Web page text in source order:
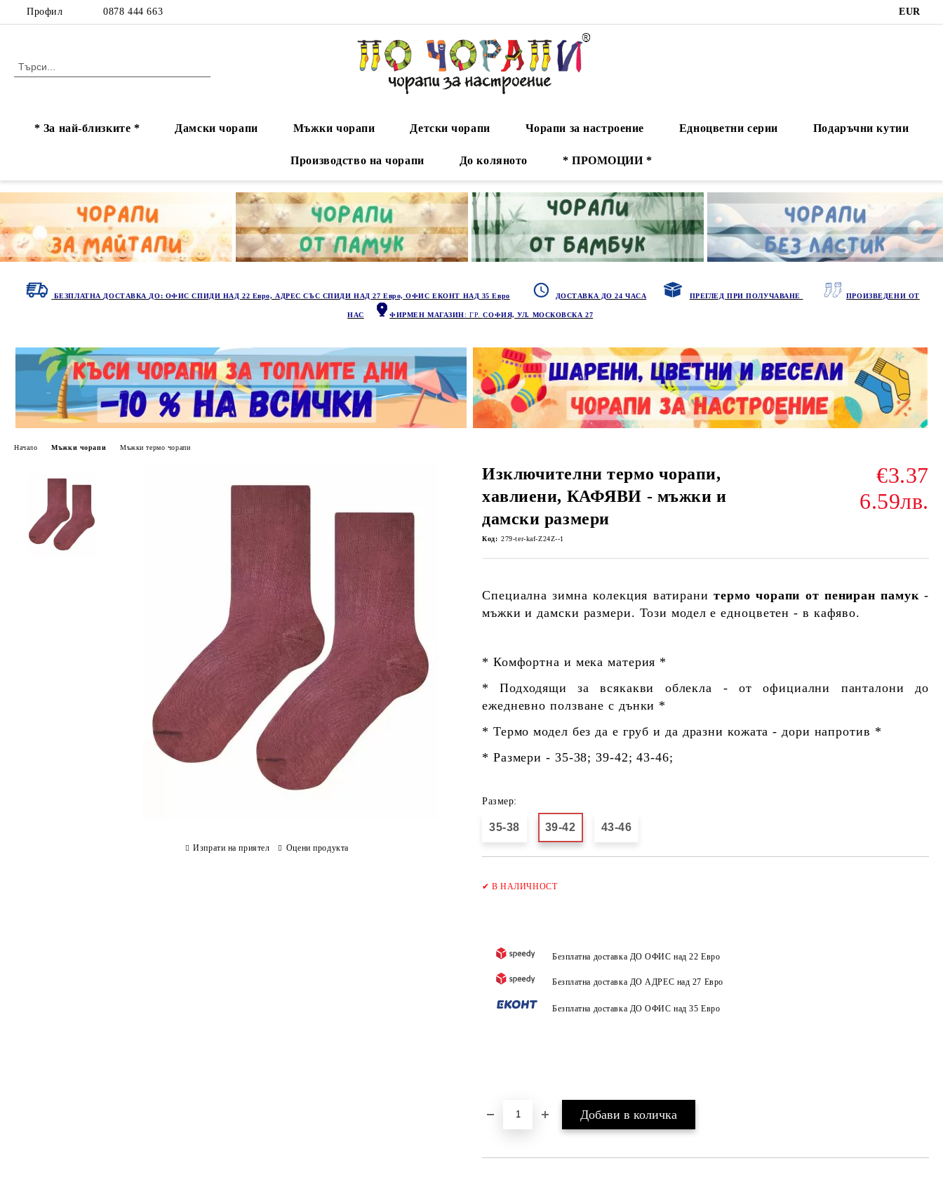
Профил 0878 444 663 EUR
* За най-близките * Дамски чорапи Мъжки чорапи Детски чорапи Чорапи за настроение Едноцветни серии Подаръчни кутии
Производство на чорапи До коляното * ПРОМОЦИИ *
БЕЗПЛАТНА ДОСТАВКА ДО: ОФИС СПИДИ НАД 22 Евро, АДРЕС СЪС СПИДИ НАД 27 Евро, ОФИС ЕКОНТ НАД 35 Евро ДОСТАВКА ДО 24 ЧАСА ПРЕГЛЕД ПРИ ПОЛУЧАВАНЕ ПРОИЗВЕДЕНИ ОТ
НАС ФИРМЕН МАГАЗИН: ГР.СОФИЯ, УЛ. МОСКОВСКА 27
Начало Мъжки чорапи Мъжки термо чорапи
Изключителни термо чорапи,
хавлиени, КАФЯВИ - мъжки и
дамски размери
€3.37
6.59лв.
Код: 279-ter-kaf-Z24Z--1
Специална зимна колекция ватирани термо чорапи от пениран памук -
мъжки и дамски размери. Този модел е едноцветен - в кафяво.
* Комфортна и мека материя *
* Подходящи за всякакви облекла - от официални панталони до
ежедневно ползване с дънки *
* Термо модел без да е груб и да дразни кожата - дори напротив *
* Размери - 35-38; 39-42; 43-46;
Размер:
35-38 39-42 43-46
✔В НАЛИЧНОСТ
Безплатна доставка ДО ОФИС над 22 Евро
Безплатна доставка ДО АДРЕС над 27 Евро
Безплатна доставка ДО ОФИС над 35 Евро
Изпрати на приятел Оцени продукта